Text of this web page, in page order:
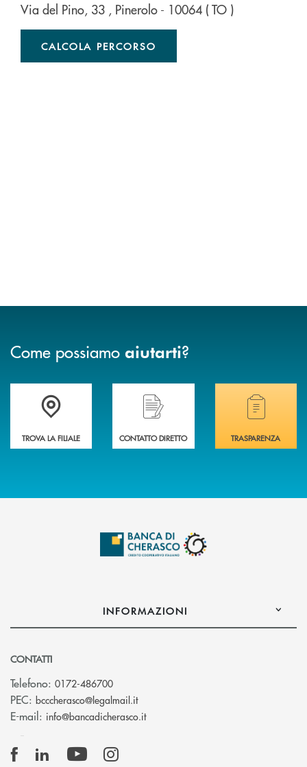
Via del Pino, 33 , Pinerolo - 10064 ( TO )
CALCOLA PERCORSO
Come possiamo aiutarti?
Accedi all' elenco completo delle filiali .
TROVA LA FILIALE
Hai bisogno di assistenza immediata?
CONTATTO DIRETTO
Hai bisogno di
TRASPARENZA
INFORMAZIONI
CONTATTI
Telefono: 0172-486700
PEC: bcccherasco@legalmail.it(si apre l’app di posta elettronica)
E-mail: info@bancadicherasco.it(si apre l’app di posta elettronica)